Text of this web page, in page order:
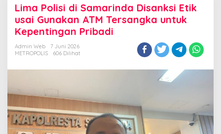
di
Samarinda
Disanksi
Etik
Gunakan
Tersangka
Pribadi
Lima Polisi di Samarinda Disanksi Etik
usai Gunakan ATM Tersangka untuk
Kepentingan Pribadi
Admin Web
7 Juni 2026
METROPOLIS
606 Dilihat